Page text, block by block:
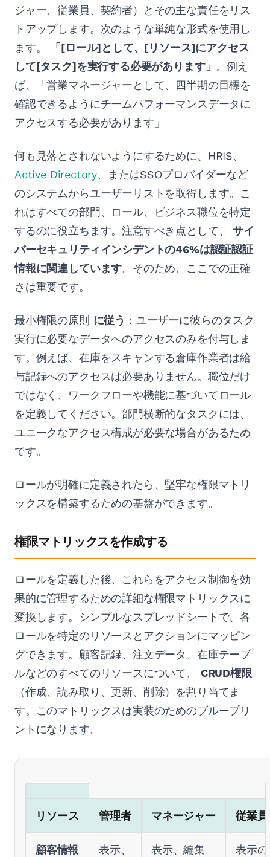
ジャー、従業員、契約者）とその主な責任をリス
トアップします。次のような単純な形式を使用し
ます。
「[ロール]として、[リソース]にアクセス
して[タスク]を実行する必要があります」 。例え
ば、「営業マネージャーとして、四半期の目標を
確認できるようにチームパフォーマンスデータに
アクセスする必要があります」
何も見落とされないようにするために、HRIS、
Active Directory、またはSSOプロバイダーなど
のシステムからユーザーリストを取得します。こ
れはすべての部門、ロール、ビジネス職位を特定
するのに役立ちます。注意すべき点として、サイ
バーセキュリティインシデントの46%は認証認証
情報に関連しています。そのため、ここでの正確
さは重要です。
最小権限の原則 に従う ：ユーザーに彼らのタスク
実行に必要なデータへのアクセスのみを付与しま
す。例えば、在庫をスキャンする倉庫作業者は給
与記録へのアクセスは必要ありません。職位だけ
ではなく、ワークフローや機能に基づいてロール
を定義してください。部門横断的なタスクには、
ユニークなアクセス構成が必要な場合があるため
です。
ロールが明確に定義されたら、堅牢な権限マトリ
ックスを構築するための基盤ができます。
権限マトリックスを作成する
ロールを定義した後、これらをアクセス制御を効
果的に管理するための詳細な権限マトリックスに
変換します。シンプルなスプレッドシートで、各
ロールを特定のリソースとアクションにマッピン
グできます。顧客記録、注文データ、在庫テーブ
ルなどのすべてのリソースについて、 CRUD権限
（作成、読み取り、更新、削除）を割り当てま
す。このマトリックスは実装のためのブループリ
ントになります。
リソース 管理者 マネージャー 従業員
顧客情報
表示、
表示、編集
表示の